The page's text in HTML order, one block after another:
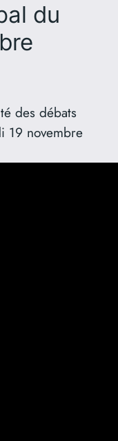
du
des débats
19 novembre